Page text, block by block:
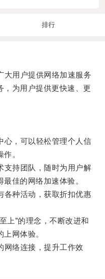
排行
用户提供网络加速服务
，为用户提供更快速、更
，可以轻松管理个人信
。
持团队，随时为用户解
佳的网络加速体验。
种活动，获取折扣优惠
”的理念，不断改进和
网体验。
络连接，提升工作效